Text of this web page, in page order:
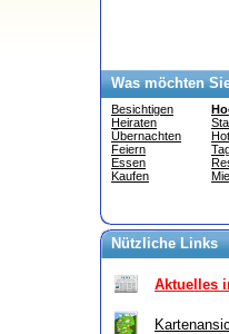
Was möchten
Besichtigen
Heiraten
Übernachten
Feiern
Essen
Kaufen
Nützliche Links
Aktuelles